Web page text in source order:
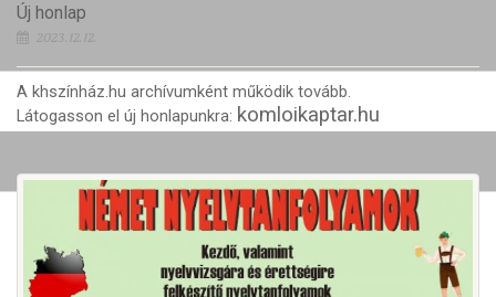
Új honlap
2023.12.12.
A khszínház.hu archívumként működik tovább.
Látogasson el új honlapunkra: komloikaptar.hu